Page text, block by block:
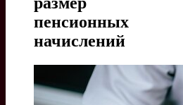
пенсионных
начислений